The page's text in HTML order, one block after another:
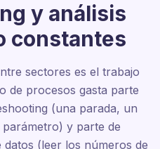
y análisis
constantes
sectores es el trabajo
de procesos gasta parte
(una parada, un
y parte de
datos (leer los números de